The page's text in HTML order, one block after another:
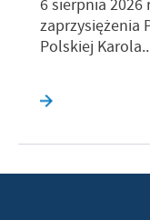
6 sierpnia 2026
zaprzysiężenia
Polskiej